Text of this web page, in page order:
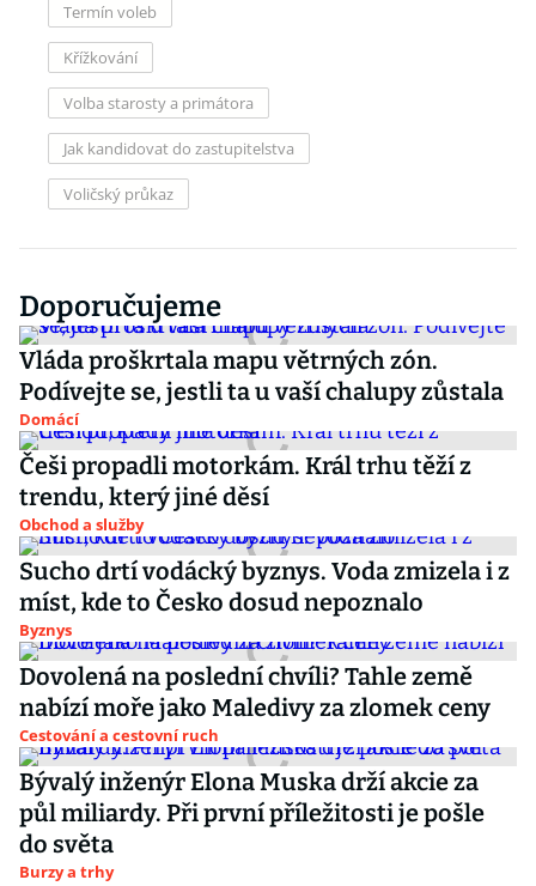
Termín voleb
Křížkování
Volba starosty a primátora
Jak kandidovat do zastupitelstva
Voličský průkaz
Doporučujeme
Vláda proškrtala mapu větrných zón.
Podívejte se, jestli ta u vaší chalupy zůstala
Domácí
Češi propadli motorkám. Král trhu těží z
trendu, který jiné děsí
Obchod a služby
Sucho drtí vodácký byznys. Voda zmizela i z
míst, kde to Česko dosud nepoznalo
Byznys
Dovolená na poslední chvíli? Tahle země
nabízí moře jako Maledivy za zlomek ceny
Cestování a cestovní ruch
Bývalý inženýr Elona Muska drží akcie za
půl miliardy. Při první příležitosti je pošle
do světa
Burzy a trhy